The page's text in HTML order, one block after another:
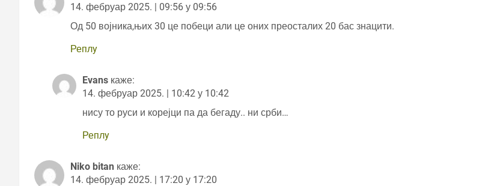
14. фебруар 2025. | 09:56 у 09:56
Од 50 војника,њих 30 це побеци али це оних преосталих 20 бас знацити.
Реплy
Evans каже:
14. фебруар 2025. | 10:42 у 10:42
нису то руси и корејци па да бегаду.. ни срби…
Реплy
Niko bitan каже:
14. фебруар 2025. | 17:20 у 17:20